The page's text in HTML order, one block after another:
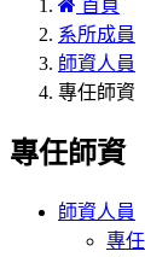
首頁
系所成員
師資人員
專任師資
專任師資
師資人員
專